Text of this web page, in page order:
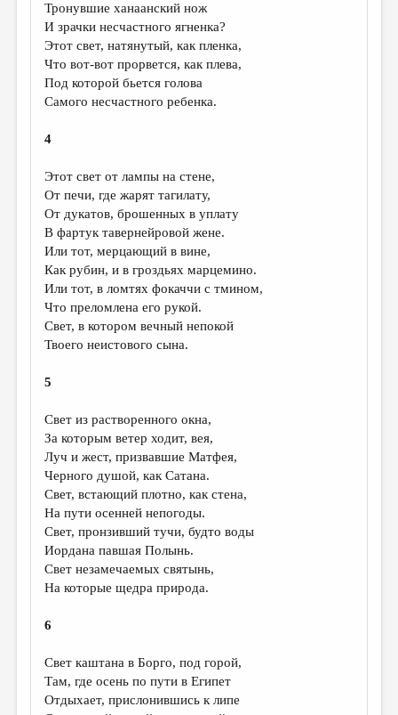
КУЛЬТУРОВЕДЕНИЕ
ПУБЛИЦИСТИКА
РЕЦЕНЗИРОВАНИЕ
ЦИКЛЫ ПУБЛИКАЦИЙ
ТРЕДИАКОВСКИЙ
МЕДИА
ВКОНТАКТЕ
Тронувшие ханаанский нож
И зрачки несчастного ягненка?
Этот свет, натянутый, как пленка,
Что вот-вот прорвется, как плева,
Под которой бьется голова
Самого несчастного ребенка.
4
Этот свет от лампы на стене,
От печи, где жарят тагилату,
От дукатов, брошенных в уплату
В фартук тавернейровой жене.
Или тот, мерцающий в вине,
Как рубин, и в гроздьях марцемино.
Или тот, в ломтях фокаччи с тмином,
Что преломлена его рукой.
Свет, в котором вечный непокой
Твоего неистового сына.
5
Свет из растворенного окна,
За которым ветер ходит, вея,
Луч и жест, призвавшие Матфея,
Черного душой, как Сатана.
Свет, встающий плотно, как стена,
На пути осенней непогоды.
Свет, пронзивший тучи, будто воды
Иордана павшая Полынь.
Свет незамечаемых святынь,
На которые щедра природа.
6
Свет каштана в Борго, под горой,
Там, где осень по пути в Египет
Отдыхает, прислонившись к липе